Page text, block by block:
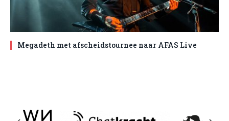
Megadeth met afscheidstournee naar AFAS Live